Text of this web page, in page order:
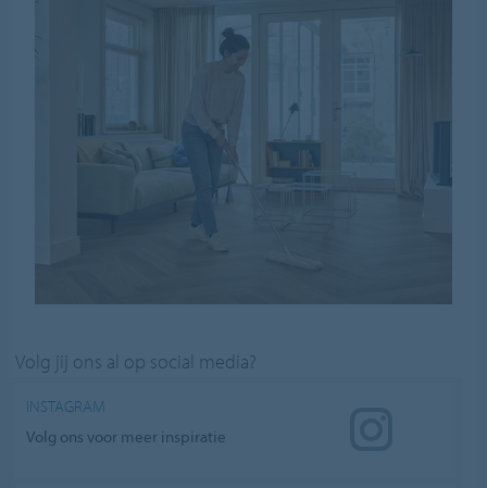
Volg jij ons al op social media?
INSTAGRAM
Volg ons voor meer inspiratie